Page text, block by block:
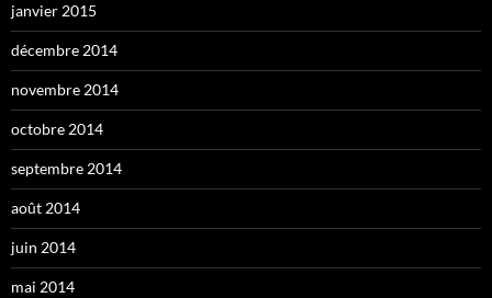
janvier 2015
décembre 2014
novembre 2014
octobre 2014
septembre 2014
août 2014
juin 2014
mai 2014